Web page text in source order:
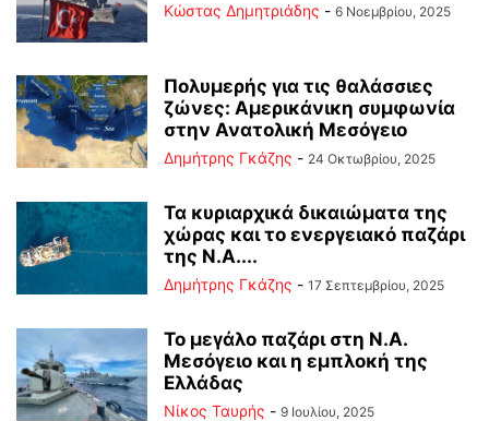
Kώστας Δημητριάδης - 6 Νοεμβρίου, 2025
Πολυμερής για τις θαλάσσιες
ζώνες: Αμερικάνικη συμφωνία
στην Ανατολική Μεσόγειο
Δημήτρης Γκάζης - 24 Οκτωβρίου, 2025
Τα κυριαρχικά δικαιώματα της
χώρας και το ενεργειακό παζάρι
της Ν.Α....
Δημήτρης Γκάζης - 17 Σεπτεμβρίου, 2025
Το μεγάλο παζάρι στη Ν.Α.
Μεσόγειο και η εμπλοκή της
Ελλάδας
Νίκος Ταυρής - 9 Ιουλίου, 2025